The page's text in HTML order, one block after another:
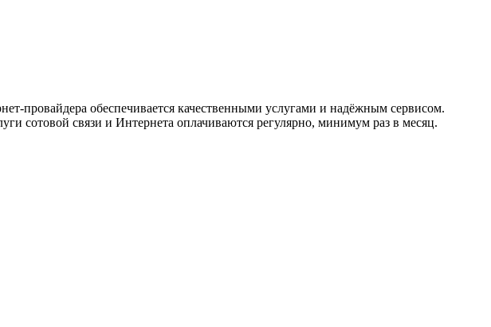
провайдера обеспечивается качественными услугами и надёжным сервисом.
сотовой связи и Интернета оплачиваются регулярно, минимум раз в месяц.